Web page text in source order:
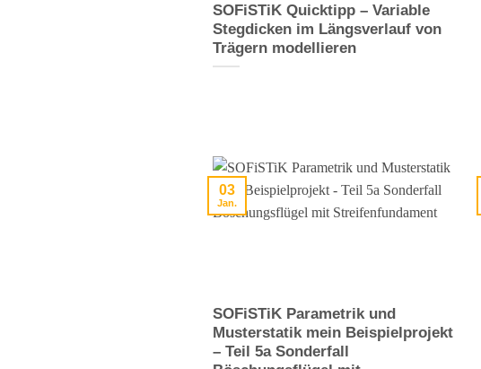
SOFiSTiK Quicktipp – Variable
Stegdicken im Längsverlauf von
Trägern modellieren
SOFiSTiK Parametrik und
Musterstatik mein Beispielprojekt
– Teil 5a Sonderfall
03
Jan.